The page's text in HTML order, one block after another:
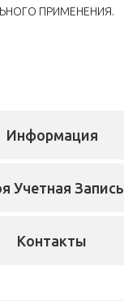
ПРИМЕНЕНИЯ.
Информация
Учетная Запись
Контакты